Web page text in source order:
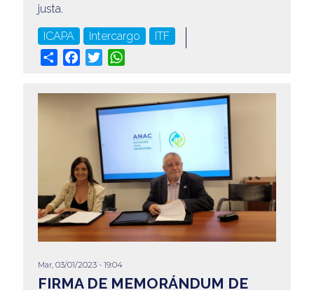
justa.
ICAPA Intercargo
ITF
Share Facebook
Twitter
Mar, 03/01/2023 - 19:04
FIRMA DE MEMORÁNDUM DE